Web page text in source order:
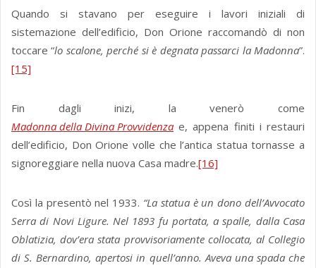
Quando si stavano per eseguire i lavori iniziali di
sistemazione dell’edificio, Don Orione raccomandò di non
toccare “lo scalone, perché si è degnata passarci la Madonna”.
[15]
Fin dagli inizi, la venerò come
Madonna della Divina Provvidenza e, appena finiti i restauri
dell’edificio, Don Orione volle che l’antica statua tornasse a
signoreggiare nella nuova Casa madre.[16]
Così la presentò nel 1933. “La statua è un dono dell’Avvocato
Serra di Novi Ligure. Nel 1893 fu portata, a spalle, dalla Casa
Oblatizia, dov’era stata provvisoriamente collocata, al Collegio
di S. Bernardino, apertosi in quell’anno. Aveva una spada che